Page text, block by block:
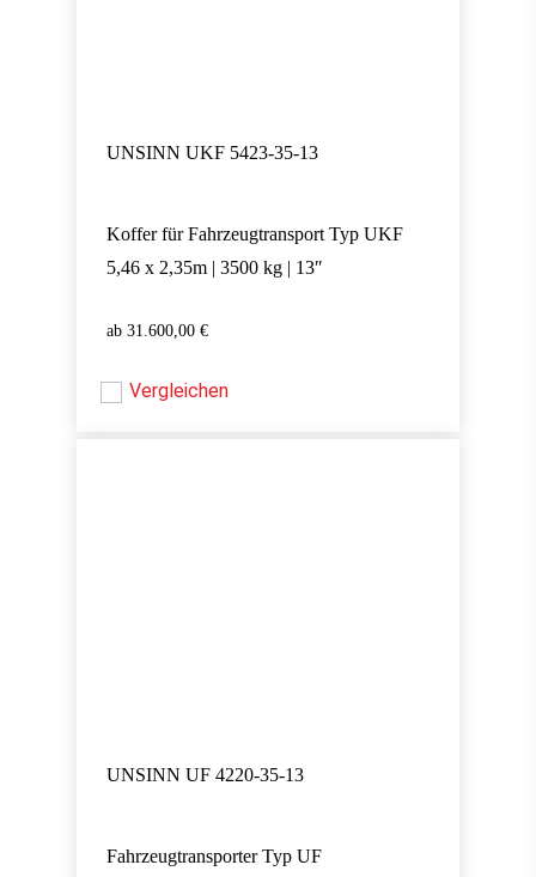
UNSINN UKF 5423-35-13
Koffer für Fahrzeugtransport Typ UKF
5,46 x 2,35m | 3500 kg | 13″
31.600,00 €
31.600,00
Vergleichen
UNSINN UF 4220-35-13
Fahrzeugtransporter Typ UF